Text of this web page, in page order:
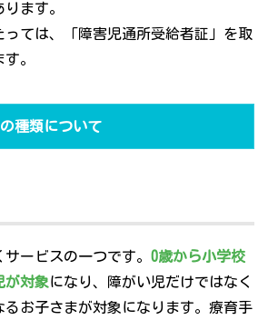
ります。
っては、「障害児通所受給者証」を取
。
種類について
ービスの一つです。 0歳から小学校
が対象になり、障がい児だけではなく
るお子さまが対象になります。療育手